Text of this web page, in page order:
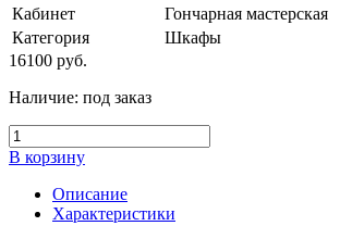
Кабинет
Гончарная мастерская
Категория
Шкафы
16100 руб.
Наличие: под заказ
В корзину
Описание
Характеристики